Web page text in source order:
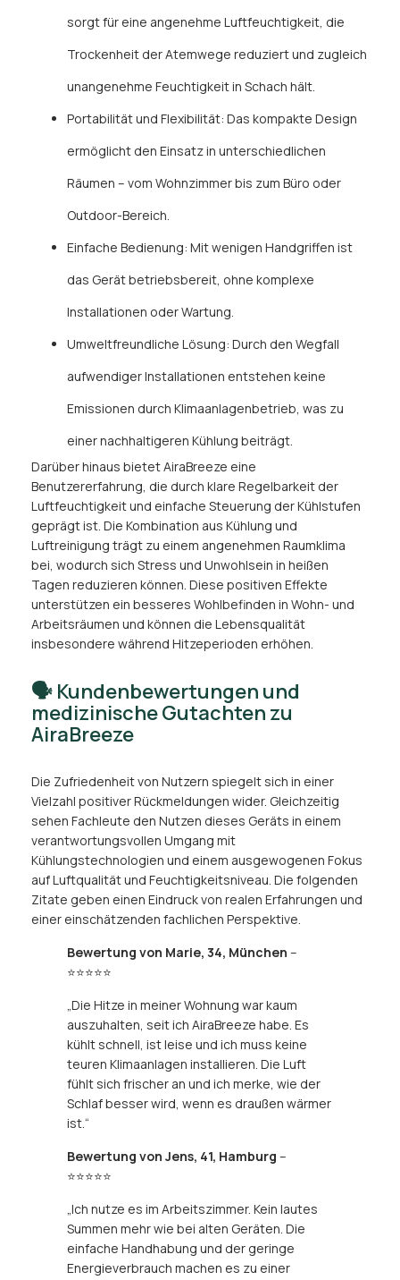
sorgt für eine angenehme Luftfeuchtigkeit, die
Trockenheit der Atemwege reduziert und zugleich
unangenehme Feuchtigkeit in Schach hält.
Portabilität und Flexibilität: Das kompakte Design
ermöglicht den Einsatz in unterschiedlichen
Räumen – vom Wohnzimmer bis zum Büro oder
Outdoor-Bereich.
Einfache Bedienung: Mit wenigen Handgriffen ist
das Gerät betriebsbereit, ohne komplexe
Installationen oder Wartung.
Umweltfreundliche Lösung: Durch den Wegfall
aufwendiger Installationen entstehen keine
Emissionen durch Klimaanlagenbetrieb, was zu
einer nachhaltigeren Kühlung beiträgt.
Darüber hinaus bietet AiraBreeze eine
Benutzererfahrung, die durch klare Regelbarkeit der
Luftfeuchtigkeit und einfache Steuerung der Kühlstufen
geprägt ist. Die Kombination aus Kühlung und
Luftreinigung trägt zu einem angenehmen Raumklima
bei, wodurch sich Stress und Unwohlsein in heißen
Tagen reduzieren können. Diese positiven Effekte
unterstützen ein besseres Wohlbefinden in Wohn- und
Arbeitsräumen und können die Lebensqualität
insbesondere während Hitzeperioden erhöhen.
🗣️ Kundenbewertungen und
medizinische Gutachten zu
AiraBreeze
Die Zufriedenheit von Nutzern spiegelt sich in einer
Vielzahl positiver Rückmeldungen wider. Gleichzeitig
sehen Fachleute den Nutzen dieses Geräts in einem
verantwortungsvollen Umgang mit
Kühlungstechnologien und einem ausgewogenen Fokus
auf Luftqualität und Feuchtigkeitsniveau. Die folgenden
Zitate geben einen Eindruck von realen Erfahrungen und
einer einschätzenden fachlichen Perspektive.
Bewertung von Marie, 34, München –
⭐⭐⭐⭐⭐
„Die Hitze in meiner Wohnung war kaum
auszuhalten, seit ich AiraBreeze habe. Es
kühlt schnell, ist leise und ich muss keine
teuren Klimaanlagen installieren. Die Luft
fühlt sich frischer an und ich merke, wie der
Schlaf besser wird, wenn es draußen wärmer
ist.“
Bewertung von Jens, 41, Hamburg –
⭐⭐⭐⭐⭐
„Ich nutze es im Arbeitszimmer. Kein lautes
Summen mehr wie bei alten Geräten. Die
einfache Handhabung und der geringe
Energieverbrauch machen es zu einer